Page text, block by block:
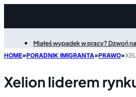
Miałeś wypadek w pracy? Dzwoń
HOME»PORADNIK IMIGRANTA»PRAWO»
Xelion liderem